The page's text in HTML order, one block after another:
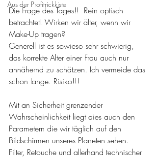
Aus der Profitrickkiste
Die Frage des Tages!!  Rein optisch
betrachtet! Wirken wir älter, wenn wir
Make-Up tragen?
Generell ist es sowieso sehr schwierig,
das korrekte Alter einer Frau auch nur
annähernd zu schätzen. Ich vermeide das
schon lange. Risiko!!!
Mit an Sicherheit grenzender
Wahrscheinlichkeit liegt dies auch den
Parametern die wir täglich auf den
Bildschirmen unseres Planeten sehen.
Filter, Retouche und allerhand technischer